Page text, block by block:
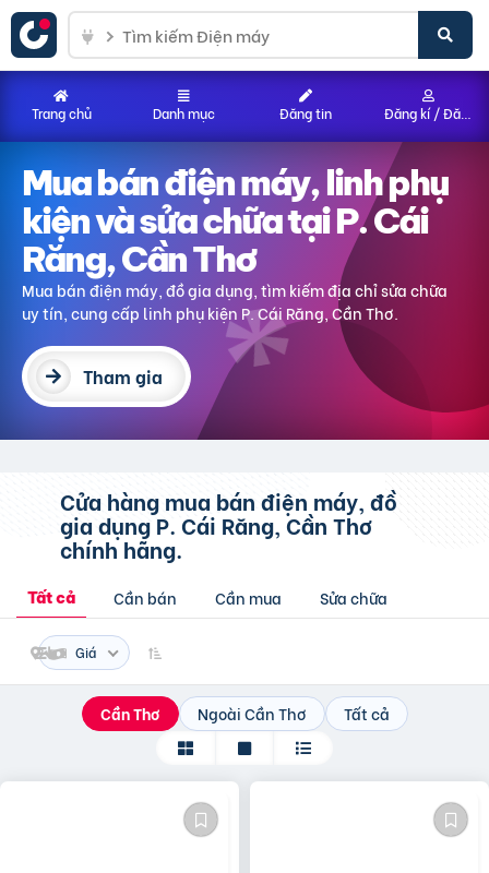
Mua bán điện máy, linh phụ
kiện và sửa chữatại P. Cái
Răng, Cần Thơ
Mua bán điện máy, đồ gia dụng, tìm kiếm địa chỉ sửa chữa
uy tín, cung cấp linh phụ kiện P. Cái Răng, Cần Thơ.
Tham gia
Cửa hàng mua bán điện máy, đồ
gia dụngP. Cái Răng, Cần Thơ
chính hãng.
Tất cả Cần bán Cần mua Sửa chữa
Giá
Cần Thơ Ngoài Cần Thơ Tất cả
Trang chủ Danh mục Đăng tin